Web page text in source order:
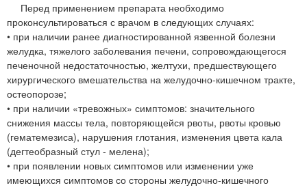
Перед применением препарата необходимо
проконсультироваться с врачом в следующих случаях:
• при наличии ранее диагностированной язвенной болезни
желудка, тяжелого заболевания печени, сопровождающегося
печеночной недостаточностью, желтухи, предшествующего
хирургического вмешательства на желудочно-кишечном тракте,
остеопорозе;
• при наличии «тревожных» симптомов: значительного
снижения массы тела, повторяющейся рвоты, рвоты кровью
(гематемезиса), нарушения глотания, изменения цвета кала
(дегтеобразный стул - мелена);
• при появлении новых симптомов или изменении уже
имеющихся симптомов со стороны желудочно-кишечного